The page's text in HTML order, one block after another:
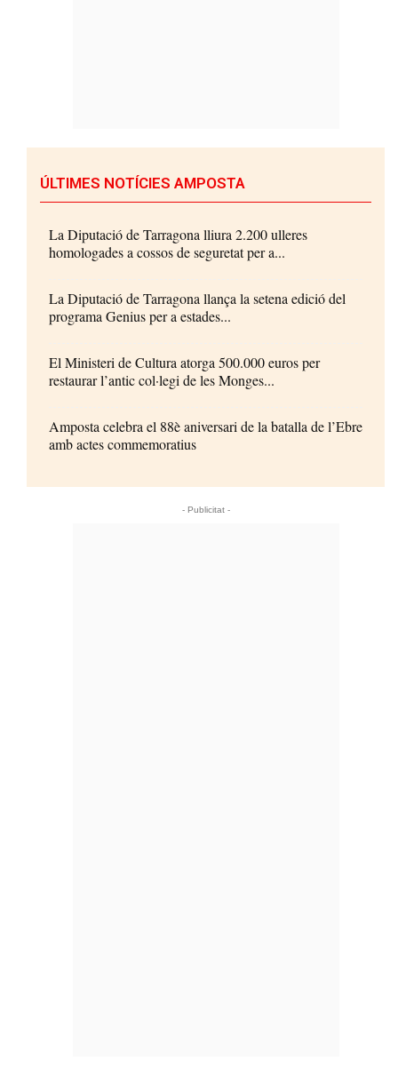
ÚLTIMES NOTÍCIES AMPOSTA
La Diputació de Tarragona lliura 2.200 ulleres
homologades a cossos de seguretat per a...
La Diputació de Tarragona llança la setena edició del
programa Genius per a estades...
El Ministeri de Cultura atorga 500.000 euros per
restaurar l’antic col·legi de les Monges...
Amposta celebra el 88è aniversari de la batalla de l’Ebre
amb actes commemoratius
- Publicitat -